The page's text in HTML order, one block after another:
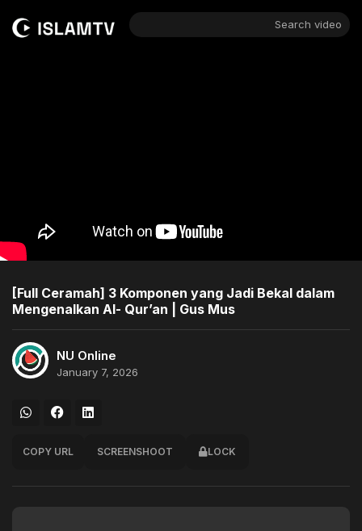
Search video
[Full Ceramah] 3 Komponen yang Jadi Bekal dalam
Mengenalkan Al- Qur’an | Gus Mus
NU Online
January 7, 2026
COPY URL SCREENSHOOT LOCK